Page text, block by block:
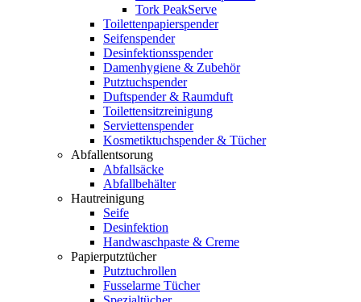
Tork PeakServe
Toilettenpapierspender
Seifenspender
Desinfektionsspender
Damenhygiene & Zubehör
Putztuchspender
Duftspender & Raumduft
Toilettensitzreinigung
Serviettenspender
Kosmetiktuchspender & Tücher
Abfallentsorung
Abfallsäcke
Abfallbehälter
Hautreinigung
Seife
Desinfektion
Handwaschpaste & Creme
Papierputztücher
Putztuchrollen
Fusselarme Tücher